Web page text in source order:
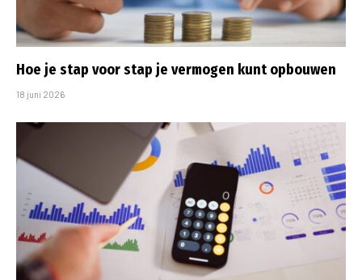
Hoe je stap voor stap je vermogen kunt opbouwen
18 juni 2026